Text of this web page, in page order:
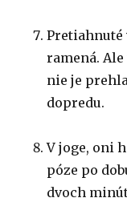
Pretiahnuté
ramená.
nie je
dopredu.
V joge, oni
póze po
dvoch